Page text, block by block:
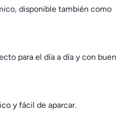
disponible también como
para el día a día y con buen
y fácil de aparcar.